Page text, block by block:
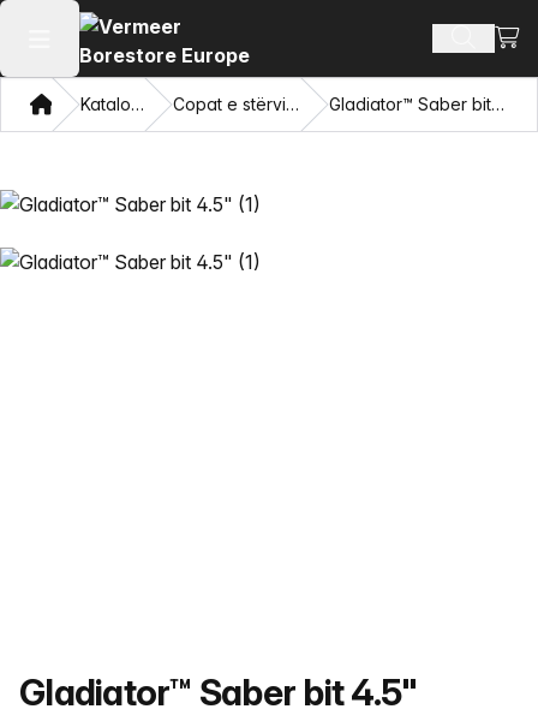
Hap menunë kryesore
Shqip Katalogu Copat e stërvitjes Gladiator™ Saber bit 4.5"
Emri i produktit
Gladiator™ Saber bit 4.5"